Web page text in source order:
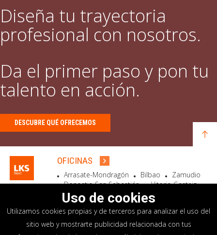
Diseña tu trayectoria
profesional con nosotros.
Da el primer paso y pon tu
talento en acción.
DESCUBRE QUÉ OFRECEMOS
OFICINAS
Arrasate-Mondragón Bilbao
Zamudio
Donostia-San Sebastián
Vitoria-Gasteiz
Madrid
El Astillero Bidart
SEDE SOCIAL
Goiru, 7 Arrasate-Mondragón
Uso de cookies
Utilizamos cookies propias y de terceros para analizar el uso del
sitio web y mostrarte publicidad relacionada con tus